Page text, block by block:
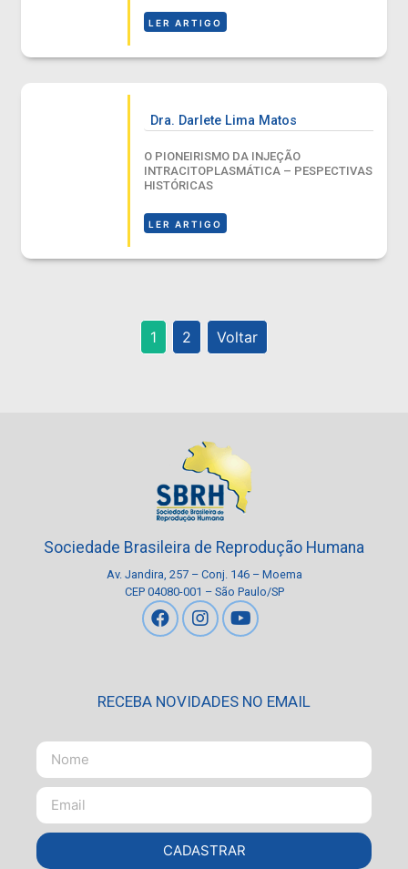
LER ARTIGO
Dra. Darlete Lima Matos
O PIONEIRISMO DA INJEÇÃO
INTRACITOPLASMÁTICA – PESPECTIVAS
HISTÓRICAS
LER ARTIGO
1 2 Voltar
Sociedade Brasileira de Reprodução Humana
Av. Jandira, 257 – Conj. 146 – Moema
CEP 04080-001 – São Paulo/SP
RECEBA NOVIDADES NO EMAIL
CADASTRAR